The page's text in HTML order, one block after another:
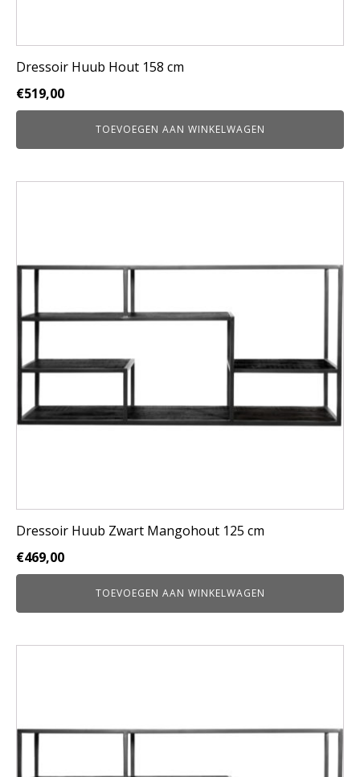
Dressoir Huub Hout 158 cm
€519,00
TOEVOEGEN AAN WINKELWAGEN
Dressoir Huub Zwart Mangohout 125 cm
€469,00
TOEVOEGEN AAN WINKELWAGEN